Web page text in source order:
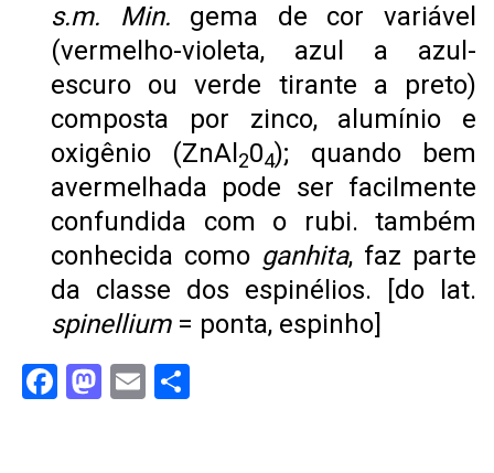
s.m. Min. gema de cor variável
(vermelho-violeta, azul a azul-
escuro ou verde tirante a preto)
composta por zinco, alumínio e
oxigênio (ZnAl 204); quando bem
avermelhada pode ser facilmente
confundida com o rubi. também
conhecida como ganhita, faz parte
da classe dos espinélios. [do lat.
spinellium= ponta, espinho]
Facebook
Mastodon
Email